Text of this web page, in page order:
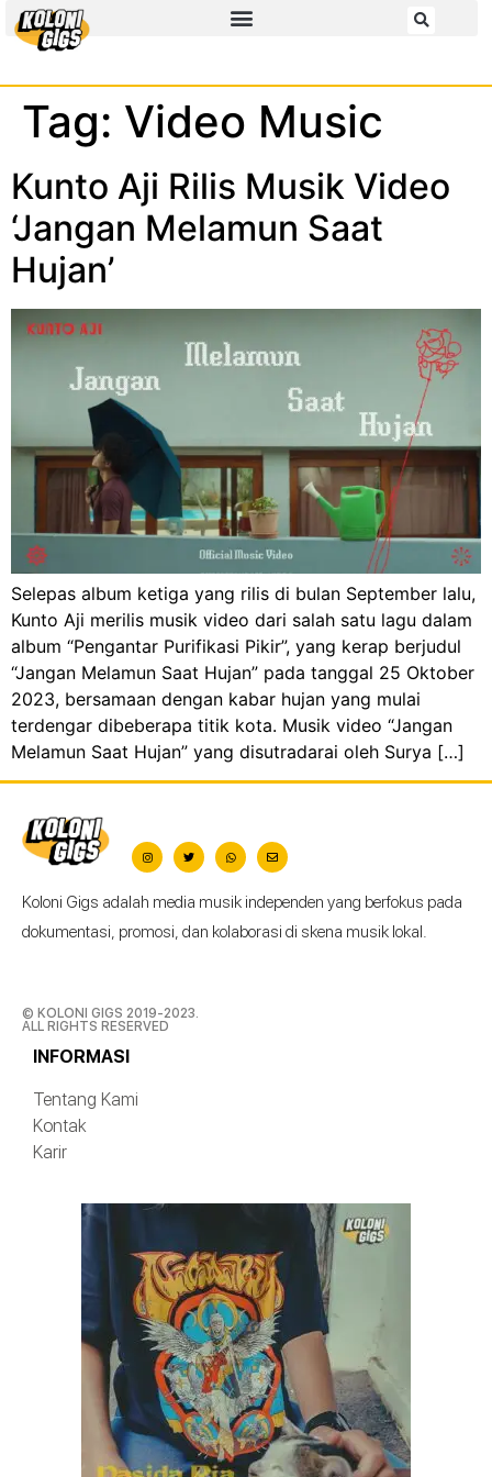
Tag: Video Music
Kunto Aji Rilis Musik Video
‘Jangan Melamun Saat
Hujan’
Selepas album ketiga yang rilis di bulan September lalu,
Kunto Aji merilis musik video dari salah satu lagu dalam
album “Pengantar Purifikasi Pikir”, yang kerap berjudul
“Jangan Melamun Saat Hujan” pada tanggal 25 Oktober
2023, bersamaan dengan kabar hujan yang mulai
terdengar dibeberapa titik kota. Musik video “Jangan
Melamun Saat Hujan” yang disutradarai oleh Surya […]
Koloni Gigs adalah media musik independen yang berfokus pada
dokumentasi, promosi, dan kolaborasi di skena musik lokal.
© KOLONI GIGS 2019-2023.
ALL RIGHTS RESERVED
INFORMASI
Tentang Kami
Kontak
Karir